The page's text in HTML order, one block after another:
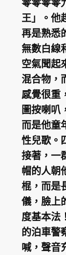
零零零零
王」。他
再是熟悉
無數白線
空氣聞起
混合物，
感覺很重
圖按喇叭
而是他童
性兒歌。
接著，一
帽的人朝
棍，而是
儀，臉上
度基本法
的泊車警
喊，聲音